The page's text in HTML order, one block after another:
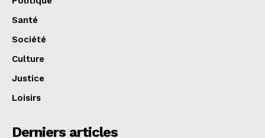
Santé
Société
Culture
Justice
Loisirs
Derniers articles